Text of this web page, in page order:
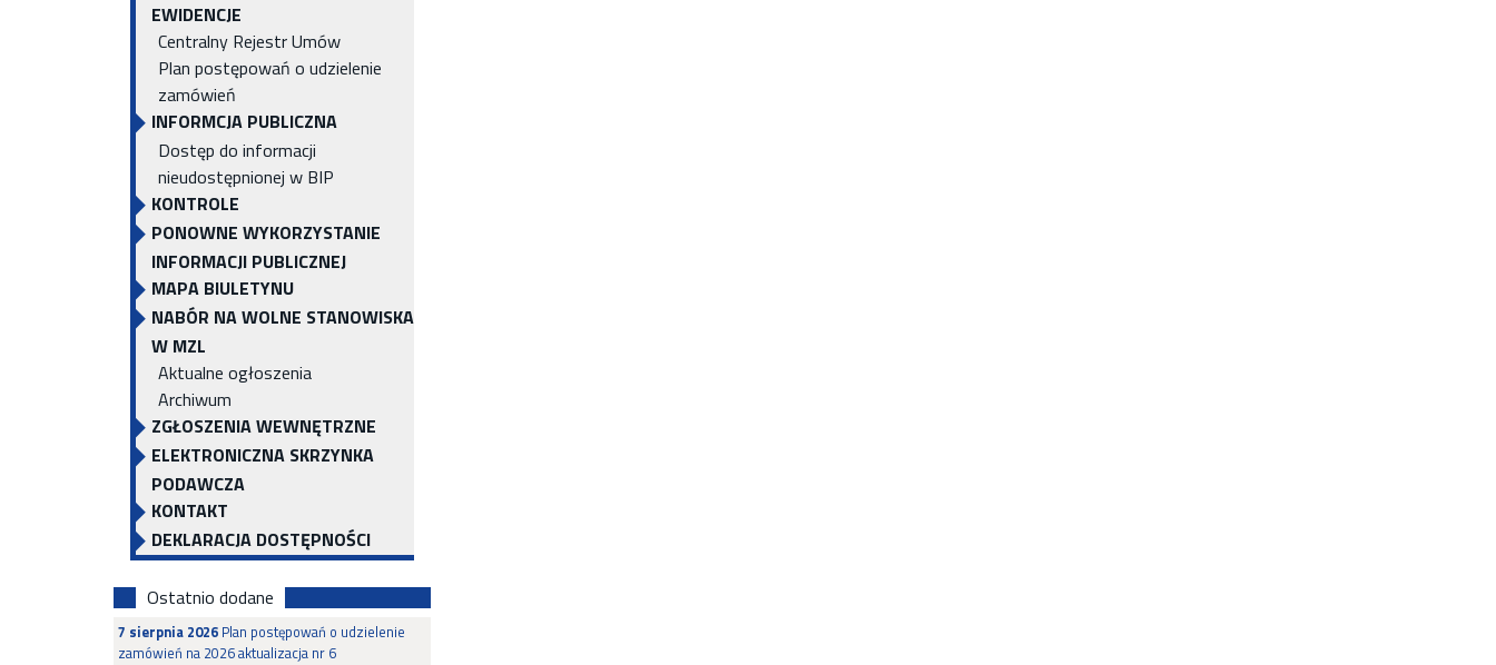
EWIDENCJE
Centralny Rejestr Umów
Plan postępowań o udzielenie
zamówień
INFORMCJA PUBLICZNA
Dostęp do informacji
nieudostępnionej w BIP
KONTROLE
PONOWNE WYKORZYSTANIE
INFORMACJI PUBLICZNEJ
MAPA BIULETYNU
NABÓR NA WOLNE STANOWISKA
W MZL
Aktualne ogłoszenia
Archiwum
ZGŁOSZENIA WEWNĘTRZNE
ELEKTRONICZNA SKRZYNKA
PODAWCZA
KONTAKT
DEKLARACJA DOSTĘPNOŚCI
Ostatnio dodane
7 sierpnia 2026 Plan postępowań o udzielenie
zamówień na 2026 aktualizacja nr 6